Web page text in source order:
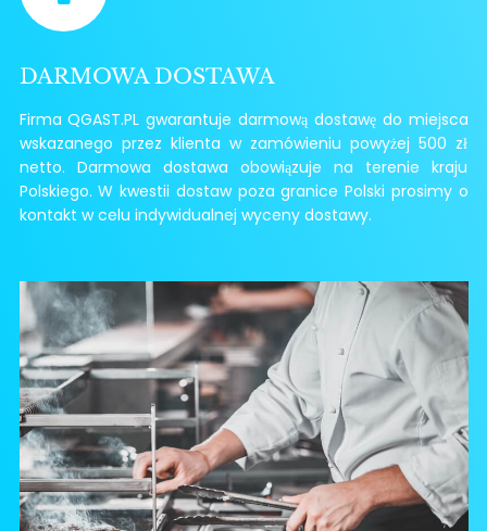
DARMOWA DOSTAWA
Firma QGAST.PL gwarantuje darmową dostawę do miejsca
wskazanego przez klienta w zamówieniu powyżej 500 zł
netto. Darmowa dostawa obowiązuje na terenie kraju
Polskiego. W kwestii dostaw poza granice Polski prosimy o
kontakt w celu indywidualnej wyceny dostawy.